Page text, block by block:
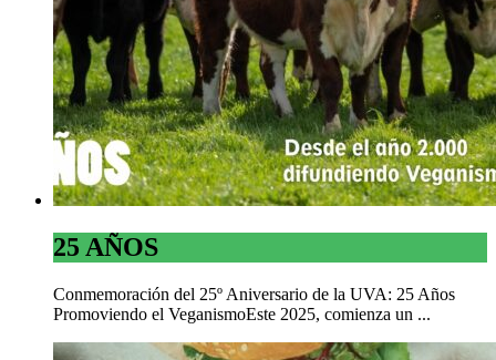
25 AÑOS
Conmemoración del 25º Aniversario de la UVA: 25 Años
Promoviendo el VeganismoEste 2025, comienza un ...